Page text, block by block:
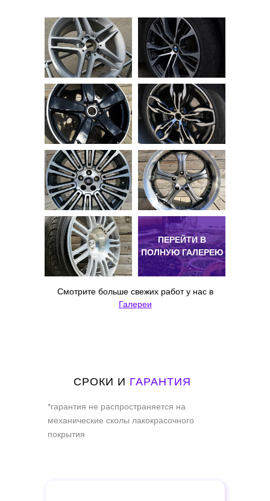
ПЕРЕЙТИ В
ПОЛНУЮ ГАЛЕРЕЮ
Смотрите больше свежих работ у нас в
Галереи
СРОКИ И ГАРАНТИЯ
*гарантия не распространяется на
механические сколы лакокрасочного
покрытия